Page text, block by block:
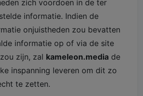
zich voordoen in de ter
informatie. Indien de
onjuistheden zou bevatten
informatie op of via de site
zijn, zal kameleon.media de
inspanning leveren om dit zo
te zetten.